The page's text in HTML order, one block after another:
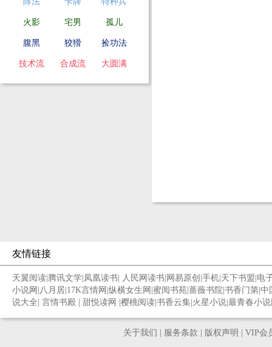
火影 宅男 孤儿
腹黑 狡猾 捡功法
技术流 合成流 大圆满
友情链接
天翼阅读 腾讯文学 凤凰读书 人民网读书 网易原创 手机 天下书盟 电
小说网 八月居 17K言情网 纵横女生网 蜜阅书苑 蔷薇书院 书香门第 中
说大全 言情书殿 甜悦读网 樱桃阅读 书香云集 火星小说 最青春小
关于我们 服务条款 版权声明
VIP会